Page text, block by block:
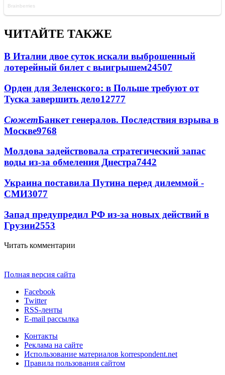
ЧИТАЙТЕ ТАКЖЕ
В Италии двое суток искали выброшенный
лотерейный билет с выигрышем24507
Орден для Зеленского: в Польше требуют от
Туска завершить дело12777
СюжетБанкет генералов. Последствия взрыва в
Москве9768
Молдова задействовала стратегический запас
воды из-за обмеления Днестра7442
Украина поставила Путина перед дилеммой -
СМИ3077
Запад предупредил РФ из-за новых действий в
Грузии2553
Читать комментарии
Полная версия сайта
Facebook
Twitter
RSS-ленты
E-mail рассылка
Контакты
Реклама на сайте
Использование материалов korrespondent.net
Правила пользования сайтом